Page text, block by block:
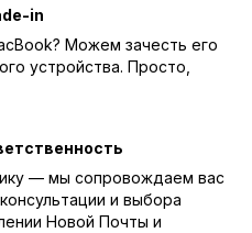
in
Можем зачесть его
устройства. Просто,
— мы сопровождаем вас
и выбора
Новой Почты и